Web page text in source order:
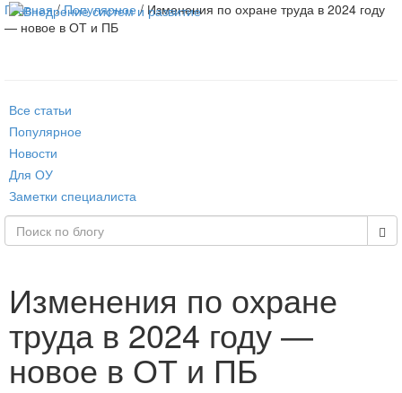
Главная/Популярное/ Изменения по охране труда в 2024 году
— новое в ОТ и ПБ
Все статьи
Популярное
Новости
Для ОУ
Заметки специалиста
Изменения по охране
труда в 2024 году —
новое в ОТ и ПБ